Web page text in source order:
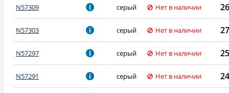
N57309 серый Нет в наличии
N57303 серый Нет в наличии
N57297 серый Нет в наличии
N57291 серый Нет в наличии